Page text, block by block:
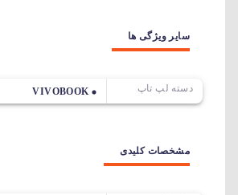
سایر ویژگی ها
دسته لپ تاپ VIVOBOOK
مشخصات کلیدی